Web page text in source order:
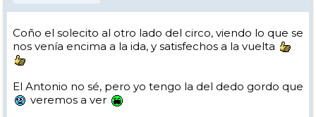
Coño el solecito al otro lado del circo, viendo lo que se
nos venía encima a la ida, y satisfechos a la vuelta
El Antonio no sé, pero yo tengo la del dedo gordo que
veremos a ver